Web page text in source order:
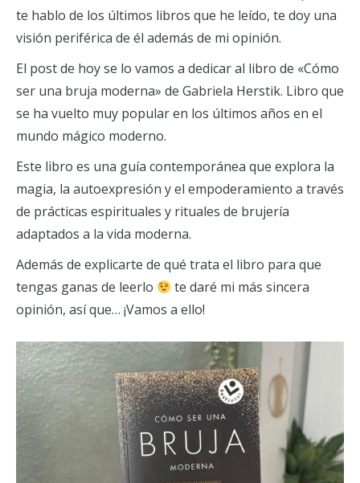
te hablo de los últimos libros que he leído, te doy una
visión periférica de él además de mi opinión.
El post de hoy se lo vamos a dedicar al libro de «Cómo
ser una bruja moderna» de Gabriela Herstik. Libro que
se ha vuelto muy popular en los últimos años en el
mundo mágico moderno.
Este libro es una guía contemporánea que explora la
magia, la autoexpresión y el empoderamiento a través
de prácticas espirituales y rituales de brujería
adaptados a la vida moderna.
Además de explicarte de qué trata el libro para que
tengas ganas de leerlo
te daré mi más sincera
opinión, así que… ¡Vamos a ello!